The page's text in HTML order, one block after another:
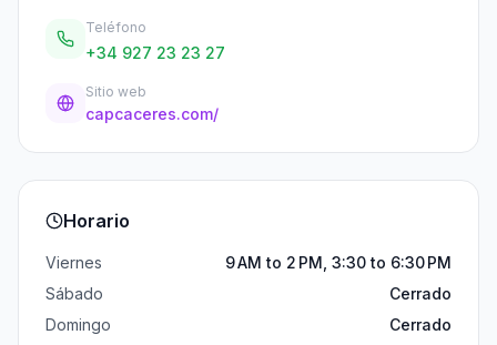
Teléfono
+34 927 23 23 27
Sitio web
capcaceres.com/
Horario
Viernes
9 AM to 2 PM, 3:30 to 6:30 PM
Sábado
Cerrado
Domingo
Cerrado